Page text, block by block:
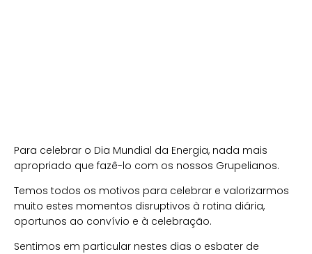
Para celebrar o Dia Mundial da Energia, nada mais
apropriado que fazê-lo com os nossos Grupelianos.
Temos todos os motivos para celebrar e valorizarmos
muito estes momentos disruptivos à rotina diária,
oportunos ao convívio e à celebração.
Sentimos em particular nestes dias o esbater de